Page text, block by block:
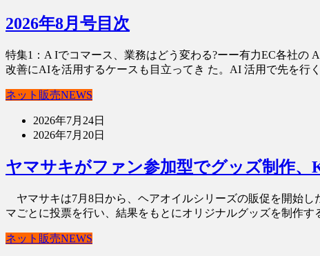
2026年8月号目次
特集1：A Iでコマース、業務はどう変わる?ーー有力EC各社
改善にAIを活用するケースも目立ってき た。AI 活用で先を行
ネット販売NEWS
2026年7月24日
2026年7月20日
ヤマサキがファン参加型でグッズ制作、
ヤマサキは7月8日から、ヘアオイルシリーズの販促を開始
マごとに投票を行い、結果をもとにオリジナルグッズを制作
ネット販売NEWS